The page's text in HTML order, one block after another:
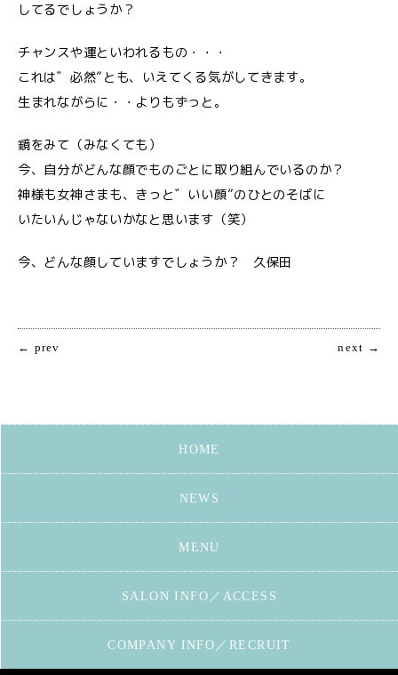
してるでしょうか？
チャンスや運といわれるもの・・・
これは゛必然”とも、いえてくる気がしてきます。
生まれながらに・・よりもずっと。
鏡をみて（みなくても）
今、自分がどんな顔でものごとに取り組んでいるのか？
神様も女神さまも、きっと゛いい顔”のひとのそばに
いたいんじゃないかなと思います（笑）
今、どんな顔していますでしょうか？ 久保田
← prev next →
HOME
NEWS
MENU
SALON INFO／ACCESS
COMPANY INFO／RECRUIT